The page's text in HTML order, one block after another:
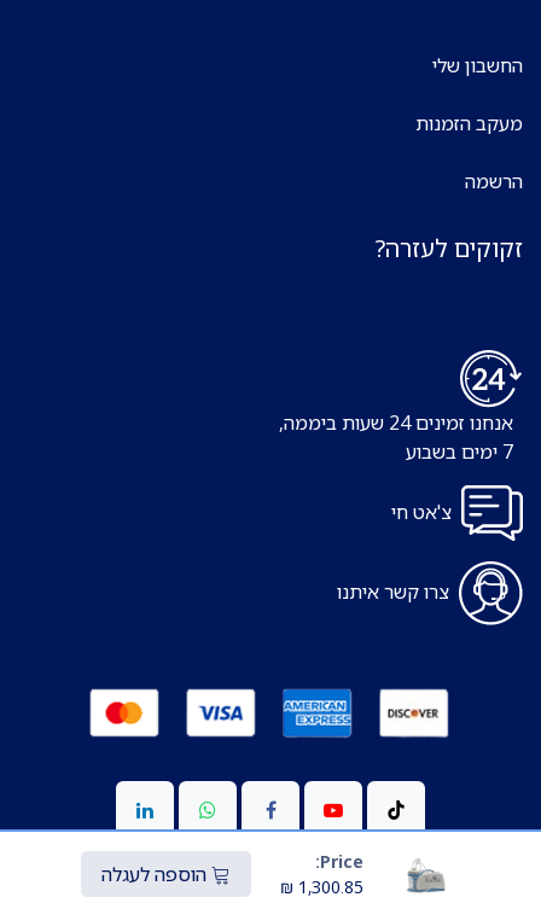
Price:
1,300.85
₪ הוספה לעגלה
החשבון שלי
מעקב הזמנות
הרשמה
זקוקים לעזרה?
אנחנו זמינים 24 שעות ביממה,
צ'אט חי
צרו קשר איתנו